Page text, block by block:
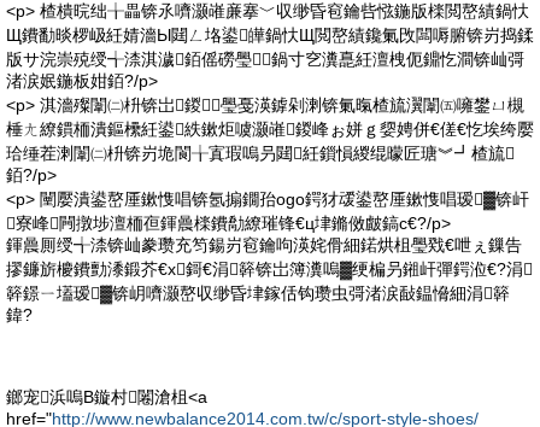
<p> 楂樻晥绌╁畾锛氶嚌灏嶉亷搴﹀収缈昏窇鑰呰惤鍦版檪閲嶅績鍋忕
Щ鐨勫晱椤岋紝婧濇Ы閮ㄥ垎鍙皣鍋忕Щ閲嶅績鑱氭攺闆嗕腑锛岃捣鍒
版サ浣崇殑绶╅渿淇濊銆傜磱璺！鍋寸穵瀵嗭紝澶栧伌鐤忔澗锛屾彁
渚涙姄鍦板姏銆?/p>
<p> 淇濇殩闈㈡枡锛岀鍐璺戞渶鎼剁溂锛氭暣楂旈瀷闈㈤噰鐢ㄩ槻
棰ㄤ繚鏆栭潰鏂欙紝鍙紩鏉炬噳灏嶉鍐峰ぉ姘ｇ媭娉併€傞€忔埃绔嬮
珨缍茬溂闈㈡枡锛岃垝閬╁寘瑕嗚叧閮紝鎻愪緵绲曚匠瑭︾┛楂旈
銆?/p>
<p> 闉嬮潰鍙嶅厜鏉愯唱锛氬搧鐗孡ogo鍔犲叆鍙嶅厜鏉愯唱瑷▓锛屽
寮峰闁撴埗澶栭亱鍕曟檪鐨勪繚璀锋€ц垏鏅傚皻鎬с€?/p>
鍕曟厠绶╅渿锛屾豢瓒充笉鍚岃窇鑰呴渶姹傦細鍩烘柤璺戣€呭ぇ鏁告
摎鐮旂櫦鐨勯潻鍛芥€х鎶€涓簳锛岀簿瀵嗚▓绠楄叧鎺屽彈鍔涖€?涓
簳鐛ㄧ壒瑷▓锛岄嚌灏嶅収缈昏垏鎵佸钩瓒虫彁渚涙敮鎾愶細涓簳
鍏?
鎯宠浜嗚В鏇村闂滄柤<a
href="http://www.newbalance2014.com.tw/c/sport-style-shoes/